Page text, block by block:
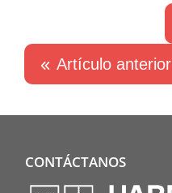
Artículo anterior
CONTÁCTANOS